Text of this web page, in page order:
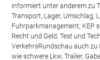
informiert unter anderem zu
Transport, Lager, Umschlag,
Fuhrparkmanagement, KEP
Recht und Geld, Test und
VerkehrsRundschau auch
wie schwere Lkw, Trailer,